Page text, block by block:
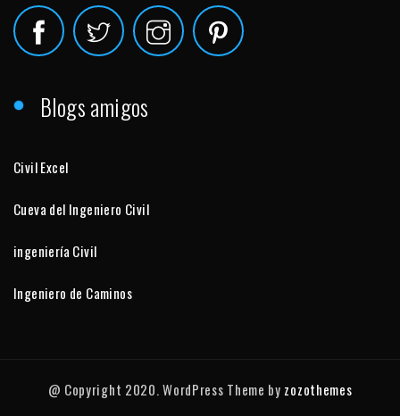
Blogs amigos
Civil Excel
Cueva del Ingeniero Civil
ingeniería Civil
Ingeniero de Caminos
@ Copyright 2020. WordPress Theme by zozothemes